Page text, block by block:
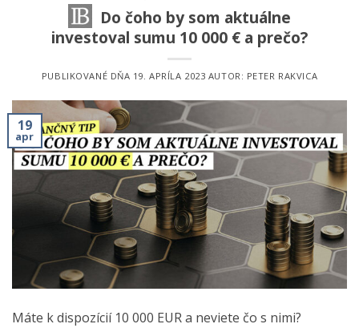
Do čoho by som aktuálne
investoval sumu 10 000 € a prečo?
PUBLIKOVANÉ DŇA 19. APRÍLA 2023 AUTOR: PETER RAKVICA
19
apr
Máte k dispozícií 10 000 EUR a neviete čo s nimi?